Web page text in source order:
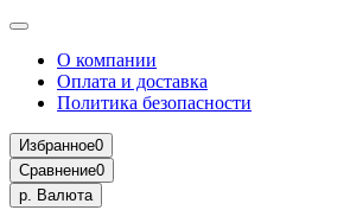
О компании
Оплата и доставка
Политика безопасности
Избранное0
Сравнение0
р. Валюта